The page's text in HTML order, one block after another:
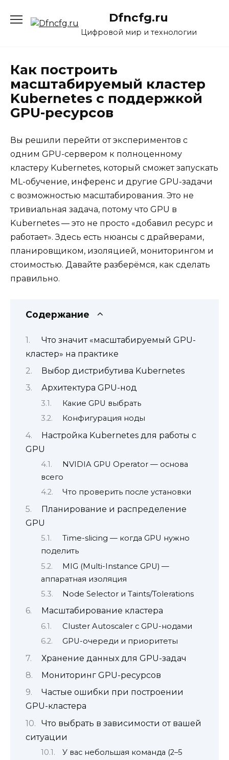
содержанию
Dfncfg.ru
Цифровой мир и технологии
Как построить
масштабируемый кластер
Kubernetes с поддержкой
GPU-ресурсов
Вы решили перейти от экспериментов с
одним GPU-сервером к полноценному
кластеру Kubernetes, который сможет запускать
ML-обучение, инференс и другие GPU-задачи
с возможностью масштабирования. Это не
тривиальная задача, потому что GPU в
Kubernetes — это не просто «добавил ресурс и
работает». Здесь есть нюансы с драйверами,
планировщиком, изоляцией, мониторингом и
стоимостью. Давайте разберёмся, как сделать
правильно.
Содержание
Что значит «масштабируемый GPU-
кластер» на практике
Выбор дистрибутива Kubernetes
Архитектура GPU-нод
Какие GPU выбрать
Конфигурация ноды
Настройка Kubernetes для работы с
GPU
NVIDIA GPU Operator — основа
всего
Что проверить после установки
Планирование и распределение
GPU
Time-slicing — когда GPU нужно
поделить
MIG (Multi-Instance GPU) —
аппаратная изоляция
Node Selector и Taints/Tolerations
Масштабирование кластера
Cluster Autoscaler с GPU-нодами
GPU-очереди и приоритеты
Хранение данных для GPU-задач
Мониторинг GPU-ресурсов
Частые ошибки при построении
GPU-кластера
Что выбрать в зависимости от вашей
ситуации
У вас небольшая команда (2–5